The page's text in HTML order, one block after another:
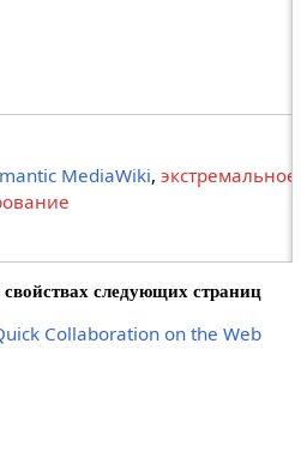
MediaWiki,экстремальное
следующих страниц
Collaboration on the Web